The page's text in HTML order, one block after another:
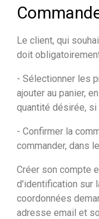
Le client, qui
doit
- Sélectionner les
ajouter au panier,
quantité désirée,
- Confirmer la
commander, dans
Créer son compte
d'identification sur
coordonnées
adresse email et